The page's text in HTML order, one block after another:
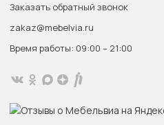
Заказать обратный звонок
zakaz@mebelvia.ru
Время работы: 09:00 – 21:00